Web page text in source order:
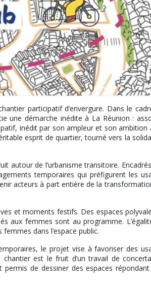
participatif d’envergure. Dans le
une démarche inédite à La Réunion :
inédit par son ampleur et son ambition
esprit de quartier, tourné vers la
autour de l’urbanisme transitoire.
temporaires qui préfigurent les
acteurs à part entière de la
et moments festifs. Des espaces
aux femmes sont au programme.
dans l’espace public.
le projet vise à favoriser des
est le fruit d’un travail de
de dessiner des espaces